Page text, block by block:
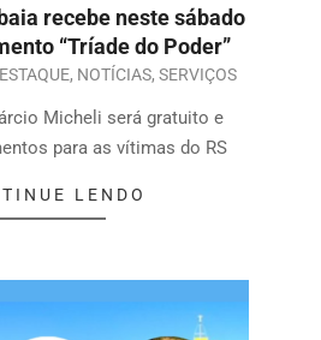
recebe neste sábado
“Tríade do Poder”
, NOTÍCIAS, SERVIÇOS
Micheli será gratuito e
para as vítimas do RS
LENDO